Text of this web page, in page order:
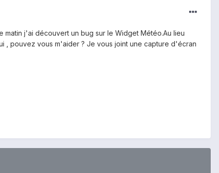
j'ai découvert un bug sur le Widget Météo.Au lieu
, pouvez vous m'aider ? Je vous joint une capture d'écran